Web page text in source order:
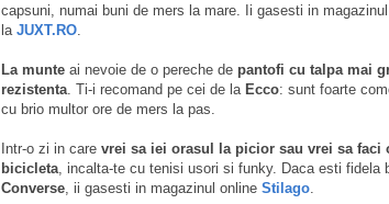
capsuni, numai buni de mers la mare. Ii gasesti in magazinul
la JUXT.RO
La munte ai nevoie de o pereche de pantofi cu talpa mai
rezistenta . Ti-i recomand pe cei de la Ecco: sunt foarte
cu brio multor ore de mers la pas.
Intr-o zi in care vrei sa iei orasul la picior sau vrei sa faci
bicicleta , incalta-te cu tenisi usori si funky. Daca esti fidela
Converse , ii gasesti in magazinul online Stilago